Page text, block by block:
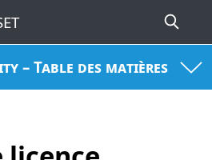
– Table des matières